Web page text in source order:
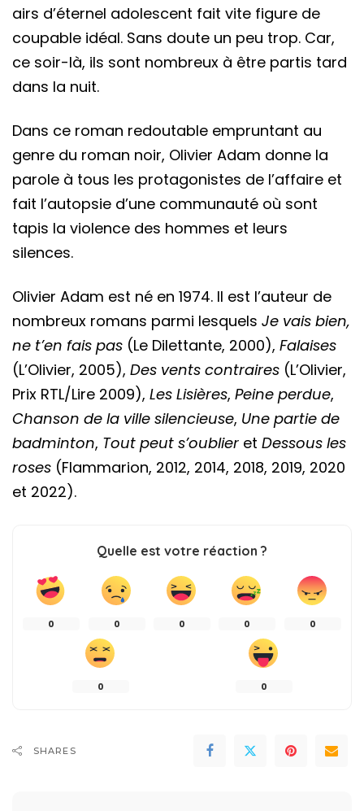
airs d’éternel adolescent fait vite figure de
coupable idéal. Sans doute un peu trop. Car,
ce soir-là, ils sont nombreux à être partis tard
dans la nuit.
Dans ce roman redoutable empruntant au
genre du roman noir, Olivier Adam donne la
parole à tous les protagonistes de l’affaire et
fait l’autopsie d’une communauté où sont
tapis la violence des hommes et leurs
silences.
Olivier Adam est né en 1974. Il est l’auteur de
nombreux romans parmi lesquels Je vais bien,
ne t’en fais pas (Le Dilettante, 2000), Falaises
(L’Olivier, 2005), Des vents contraires (L’Olivier,
Prix RTL/Lire 2009), Les Lisières, Peine perdue,
Chanson de la ville silencieuse, Une partie de
badminton, Tout peut s’oublier et Dessous les
roses (Flammarion, 2012, 2014, 2018, 2019, 2020
et 2022).
Quelle est votre réaction ?
0 0 0 0 0
0 0
SHARES